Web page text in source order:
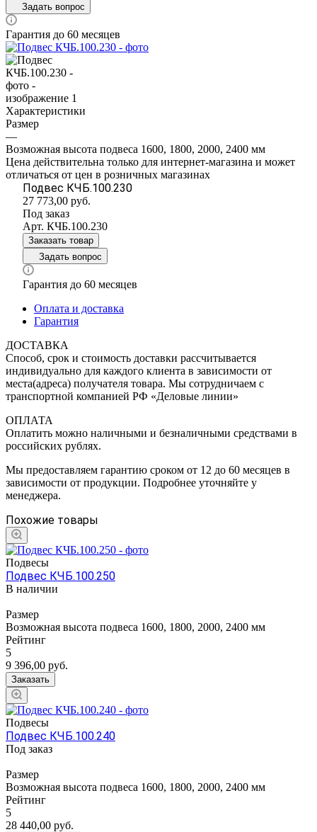
Задать вопрос
Гарантия до 60 месяцев
Характеристики
Размер
—
Возможная высота подвеса 1600, 1800, 2000, 2400 мм
Цена действительна только для интернет-магазина и может
отличаться от цен в розничных магазинах
Подвес КЧБ.100.230
27 773,00 руб.
Под заказ
Арт. КЧБ.100.230
Заказать товар
Задать вопрос
Гарантия до 60 месяцев
Оплата и доставка
Гарантия
ДОСТАВКА
Способ, срок и стоимость доставки рассчитывается
индивидуально для каждого клиента в зависимости от
места(адреса) получателя товара. Мы сотрудничаем с
транспортной компанией РФ «Деловые линии»
ОПЛАТА
Оплатить можно наличными и безналичными средствами в
российских рублях.
Мы предоставляем гарантию сроком от 12 до 60 месяцев в
зависимости от продукции. Подробнее уточняйте у
менеджера.
Похожие товары
Подвесы
Подвес КЧБ.100.250
В наличии
Размер
Возможная высота подвеса 1600, 1800, 2000, 2400 мм
Рейтинг
5
9 396,00 руб.
Заказать
Подвесы
Подвес КЧБ.100.240
Под заказ
Размер
Возможная высота подвеса 1600, 1800, 2000, 2400 мм
Рейтинг
5
28 440,00 руб.